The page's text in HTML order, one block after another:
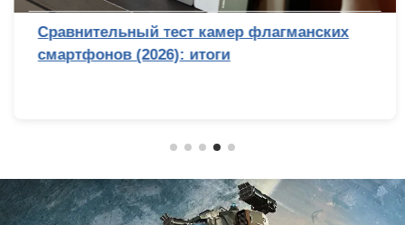
Сравнительный тест камер флагманских
смартфонов (2026): итоги